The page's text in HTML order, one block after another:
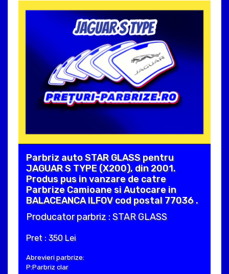
Parbriz auto STAR GLASS pentru
JAGUAR S TYPE (X200), din 2001.
Produs pus in vanzare de catre
Parbrize Camioane si Autocare in
BALACEANCA ILFOV cod postal 77036 .
Producator parbriz : STAR GLASS
Pret : 350 Lei
Abrevieri parbrize:
P:Parbriz clar